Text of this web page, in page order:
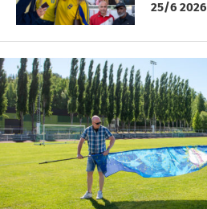
25/6 2026